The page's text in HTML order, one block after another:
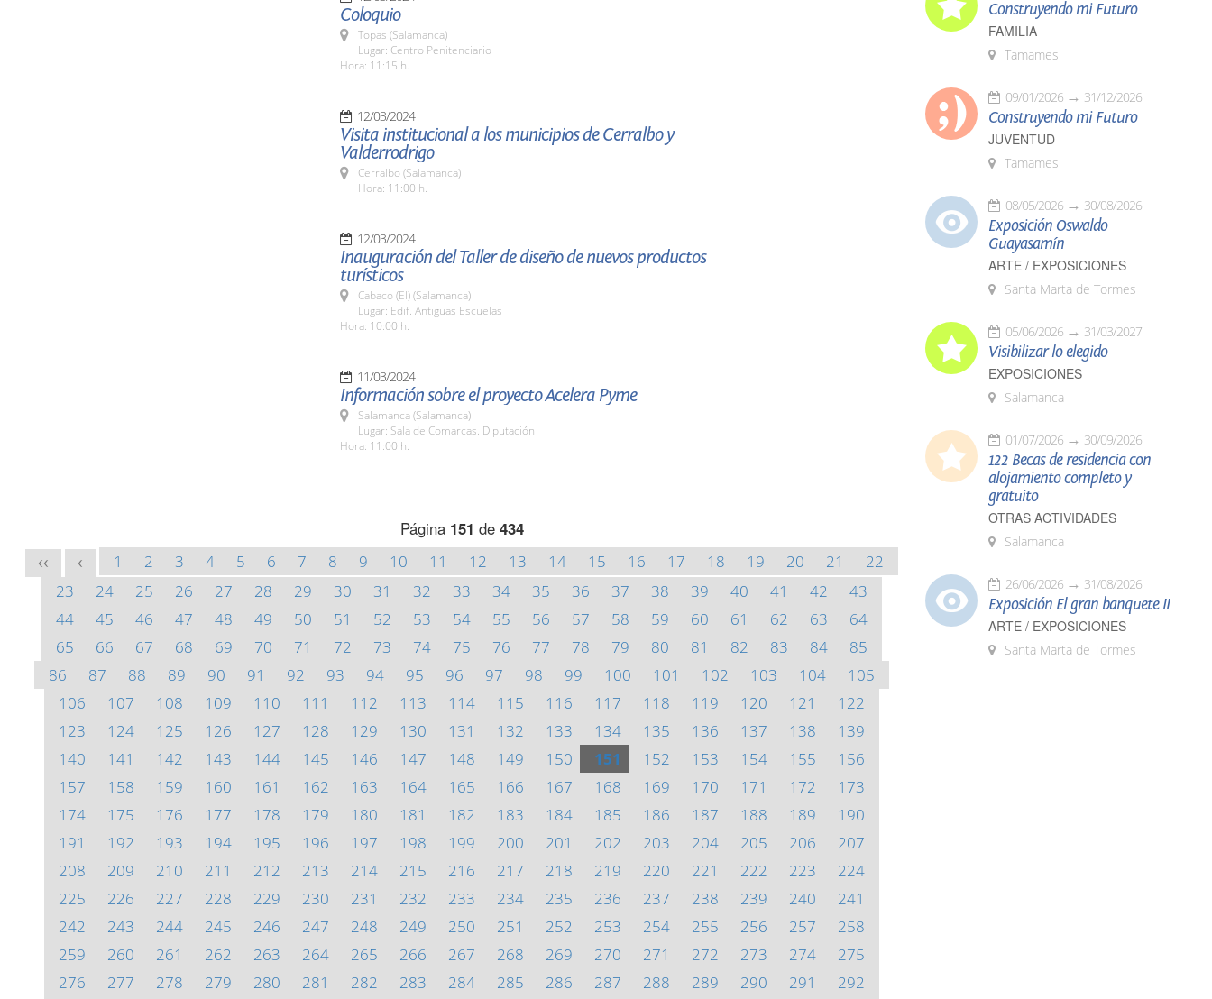
Coloquio
Topas (Salamanca)
Lugar: Centro Penitenciario
Hora: 11:15 h.
12/03/2024
Visita institucional a los municipios de Cerralbo y
Valderrodrigo
Cerralbo (Salamanca)
Hora: 11:00 h.
12/03/2024
Inauguración del Taller de diseño de nuevos productos
turísticos
Cabaco (El) (Salamanca)
Lugar: Edif. Antiguas Escuelas
Hora: 10:00 h.
11/03/2024
Información sobre el proyecto Acelera Pyme
Salamanca (Salamanca)
Lugar: Sala de Comarcas. Diputación
Hora: 11:00 h.
Página 151 de 434
<< < 1 2 3 4 5 6 7 8 9 10 11 12 13 14 15 16 17 18 19 20 21
22
23
24 25 26 27 28 29 30 31 32 33 34 35 36 37 38 39 40 41 42
43
44
45 46 47 48 49 50 51 52 53 54 55 56 57 58 59 60 61 62 63
64
65
66 67 68 69 70 71 72 73 74 75 76 77 78 79 80 81 82 83 84
85
86
87 88 89 90 91 92 93 94 95 96 97 98 99 100 101 102 103 104
105
106
107 108 109 110 111 112 113 114 115 116 117 118 119 120 121
122
123
124 125 126 127 128 129 130 131 132 133 134 135 136 137 138
139
140
141 142 143 144 145 146 147 148 149 150 151 152 153 154 155
156
157
158 159 160 161 162 163 164 165 166 167 168 169 170 171 172
173
174
175 176 177 178 179 180 181 182 183 184 185 186 187 188 189
190
191
192 193 194 195 196 197 198 199 200 201 202 203 204 205 206
207
208
209 210 211 212 213 214 215 216 217 218 219 220 221 222 223
224
225
226 227 228 229 230 231 232 233 234 235 236 237 238 239 240
241
242
243 244 245 246 247 248 249 250 251 252 253 254 255 256 257
258
259
260 261 262 263 264 265 266 267 268 269 270 271 272 273 274
275
276
277 278 279 280 281 282 283 284 285 286 287 288 289 290 291 292
Construyendo mi Futuro
FAMILIA
Tamames
09/01/2026 31/12/2026
Construyendo mi Futuro
JUVENTUD
Tamames
08/05/2026 30/08/2026
Exposición Oswaldo
Guayasamín
ARTE / EXPOSICIONES
Santa Marta de Tormes
05/06/2026 31/03/2027
Visibilizar lo elegido
EXPOSICIONES
Salamanca
01/07/2026 30/09/2026
122 Becas de residencia con
alojamiento completo y
gratuito
OTRAS ACTIVIDADES
Salamanca
26/06/2026 31/08/2026
Exposición El gran banquete II
ARTE / EXPOSICIONES
Santa Marta de Tormes